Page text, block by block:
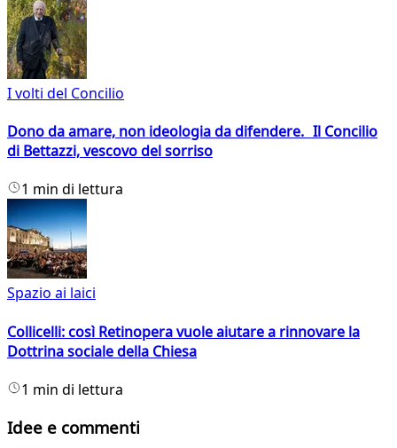
I volti del Concilio
Dono da amare, non ideologia da difendere. Il Concilio
di Bettazzi, vescovo del sorriso
1 min di lettura
Spazio ai laici
Collicelli: così Retinopera vuole aiutare a rinnovare la
Dottrina sociale della Chiesa
1 min di lettura
Idee e commenti